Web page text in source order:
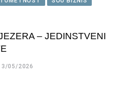
– JEDINSTVENI
05/2026